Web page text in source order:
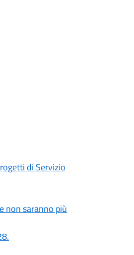
di Servizio
non saranno più